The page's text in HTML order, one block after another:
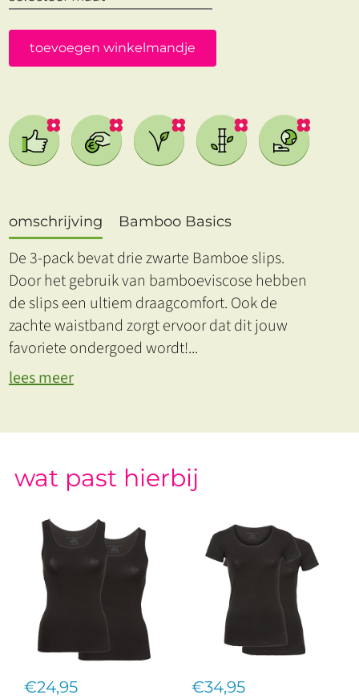
toevoegen winkelmandje
omschrijving Bamboo Basics
De 3-pack bevat drie zwarte Bamboe slips.
Door het gebruik van bamboeviscose hebben
de slips een ultiem draagcomfort. Ook de
zachte waistband zorgt ervoor dat dit jouw
favoriete ondergoed wordt!...
lees meer
wat past hierbij
€24,95 €34,95